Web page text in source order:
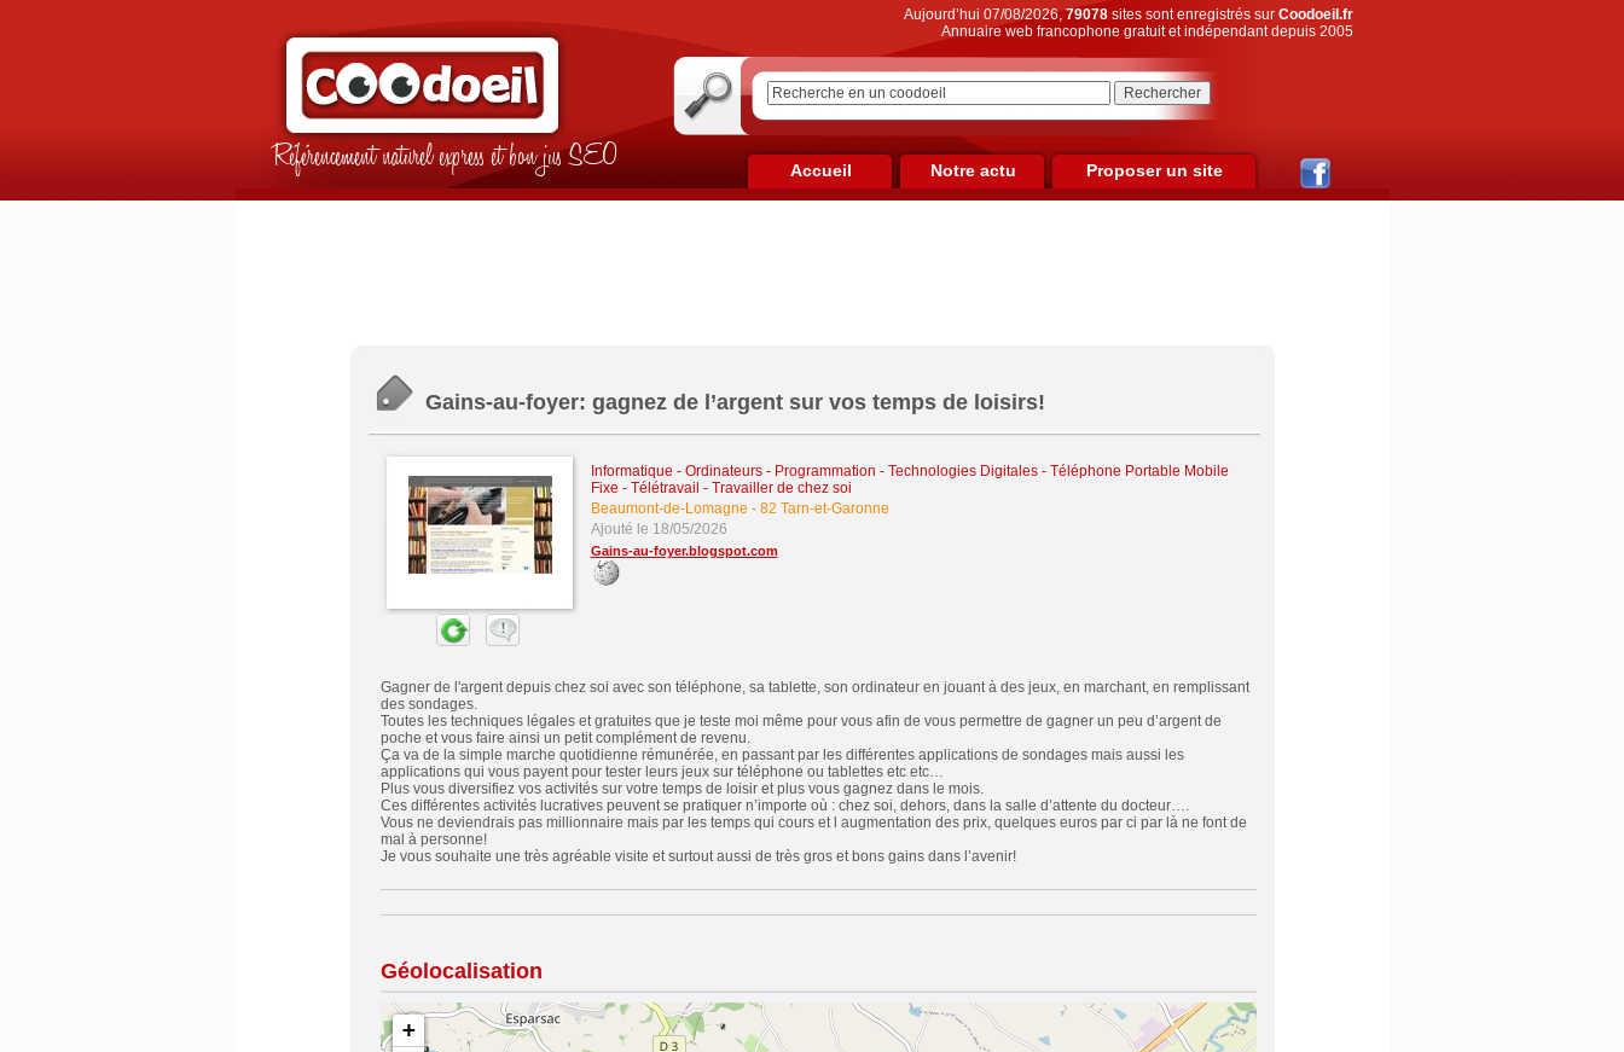
Référencement naturel express et bon jus SEO
Aujourd’hui 07/08/2026,79078sites sont enregistrés sur Coodoeil.fr
Annuaire web francophone gratuit et indépendant depuis 2005
Accueil Notre actu Proposer un site
Gains-au-foyer: gagnez de l’argent sur vos temps de loisirs!
Informatique - Ordinateurs - Programmation - Technologies Digitales- Téléphone Portable Mobile
Fixe - Télétravail - Travailler de chez soi
Beaumont-de-Lomagne - 82 Tarn-et-Garonne
Ajouté le 18/05/2026
Gains-au-foyer.blogspot.com
Gagner de l'argent depuis chez soi avec son téléphone, sa tablette, son ordinateur en jouant à des jeux, en marchant, en remplissant
des sondages.
Toutes les techniques légales et gratuites que je teste moi même pour vous afin de vous permettre de gagner un peu d’argent de
poche et vous faire ainsi un petit complément de revenu.
Ça va de la simple marche quotidienne rémunérée, en passant par les différentes applications de sondages mais aussi les
applications qui vous payent pour tester leurs jeux sur téléphone ou tablettes etc etc…
Plus vous diversifiez vos activités sur votre temps de loisir et plus vous gagnez dans le mois.
Ces différentes activités lucratives peuvent se pratiquer n’importe où : chez soi, dehors, dans la salle d’attente du docteur….
Vous ne deviendrais pas millionnaire mais par les temps qui cours et l augmentation des prix, quelques euros par ci par là ne font de
mal à personne!
Je vous souhaite une très agréable visite et surtout aussi de très gros et bons gains dans l’avenir!
Géolocalisation
+